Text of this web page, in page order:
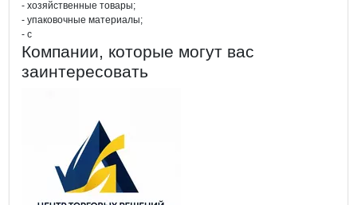
- хозяйственные товары;
- упаковочные материалы;
- с
Компании, которые могут вас
заинтересовать